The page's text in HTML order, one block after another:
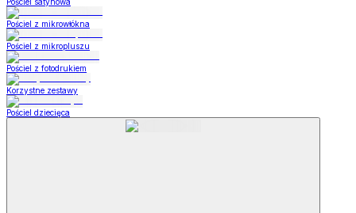
Pościel z mikrowłókna
Pościel z mikropluszu
Pościel z fotodrukiem
Korzystne zestawy
Pościel dziecięca